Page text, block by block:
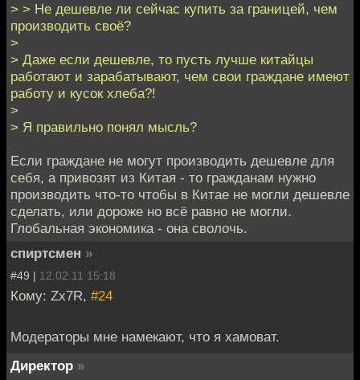
> > Не дешевле ли сейчас купить за границей, чем
производить своё?
>
> Даже если дешевле, то пусть лучше китайцы
работают и зарабатывают, чем свои граждане имеют
работу и кусок хлеба?!
>
> Я правильно понял мысль?
Если граждане не могут производить дешевле для
себя, а привозят из Китая - то гражданам нужно
производить что-то чтобы в Китае не могли дешевле
сделать, или дороже но всё равно не могли.
Глобальная экономика - она сволочь.
спиртсмен »
#49 | 12.02.11 15:18
Кому: Zx7R, #24
Модераторы мне намекают, что я хамоват.
Директор »